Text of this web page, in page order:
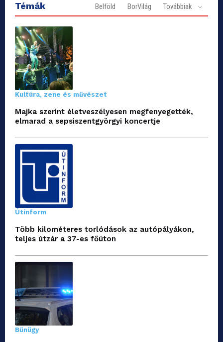
Témák Belföld BorVilág Továbbiak
Kultúra, zene és művészet
Majka szerint életveszélyesen megfenyegették,
elmarad a sepsiszentgyörgyi koncertje
Útinform
Több kilométeres torlódások az autópályákon,
teljes útzár a 37-es főúton
Bűnügy